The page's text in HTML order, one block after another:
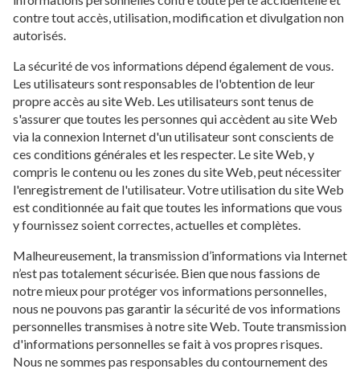
contre tout accès, utilisation, modification et divulgation non
autorisés.
La sécurité de vos informations dépend également de vous.
Les utilisateurs sont responsables de l'obtention de leur
propre accès au site Web. Les utilisateurs sont tenus de
s'assurer que toutes les personnes qui accèdent au site Web
via la connexion Internet d'un utilisateur sont conscients de
ces conditions générales et les respecter. Le site Web, y
compris le contenu ou les zones du site Web, peut nécessiter
l'enregistrement de l'utilisateur. Votre utilisation du site Web
est conditionnée au fait que toutes les informations que vous
y fournissez soient correctes, actuelles et complètes.
Malheureusement, la transmission d’informations via Internet
n’est pas totalement sécurisée. Bien que nous fassions de
notre mieux pour protéger vos informations personnelles,
nous ne pouvons pas garantir la sécurité de vos informations
personnelles transmises à notre site Web. Toute transmission
d'informations personnelles se fait à vos propres risques.
Nous ne sommes pas responsables du contournement des